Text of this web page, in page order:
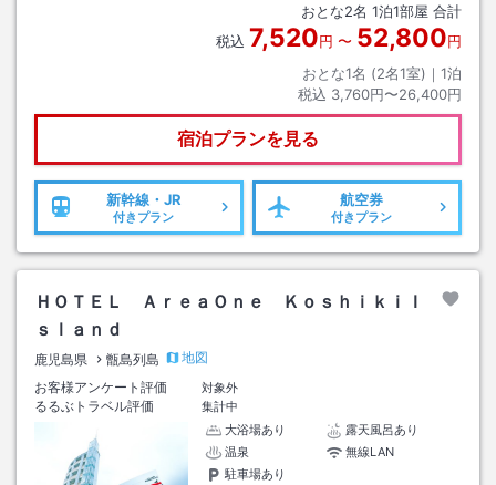
おとな2名 1泊1部屋 合計
税込 7,520円 〜 52,800円
おとな1名 (2名1室)｜ 1泊
税込 3,760円〜26,400円
宿泊プランを見る
新幹線・JR
付きプラン
航空券
付きプラン
ＨＯＴＥＬ ＡｒｅａＯｎｅ ＫｏｓｈｉｋｉＩ
ｓｌａｎｄ
鹿児島県 甑島列島
地図
お客様アンケート評価
対象外
るるぶトラベル評価
集計中
大浴場あり
露天風呂あり
温泉
無線LAN
駐車場あり